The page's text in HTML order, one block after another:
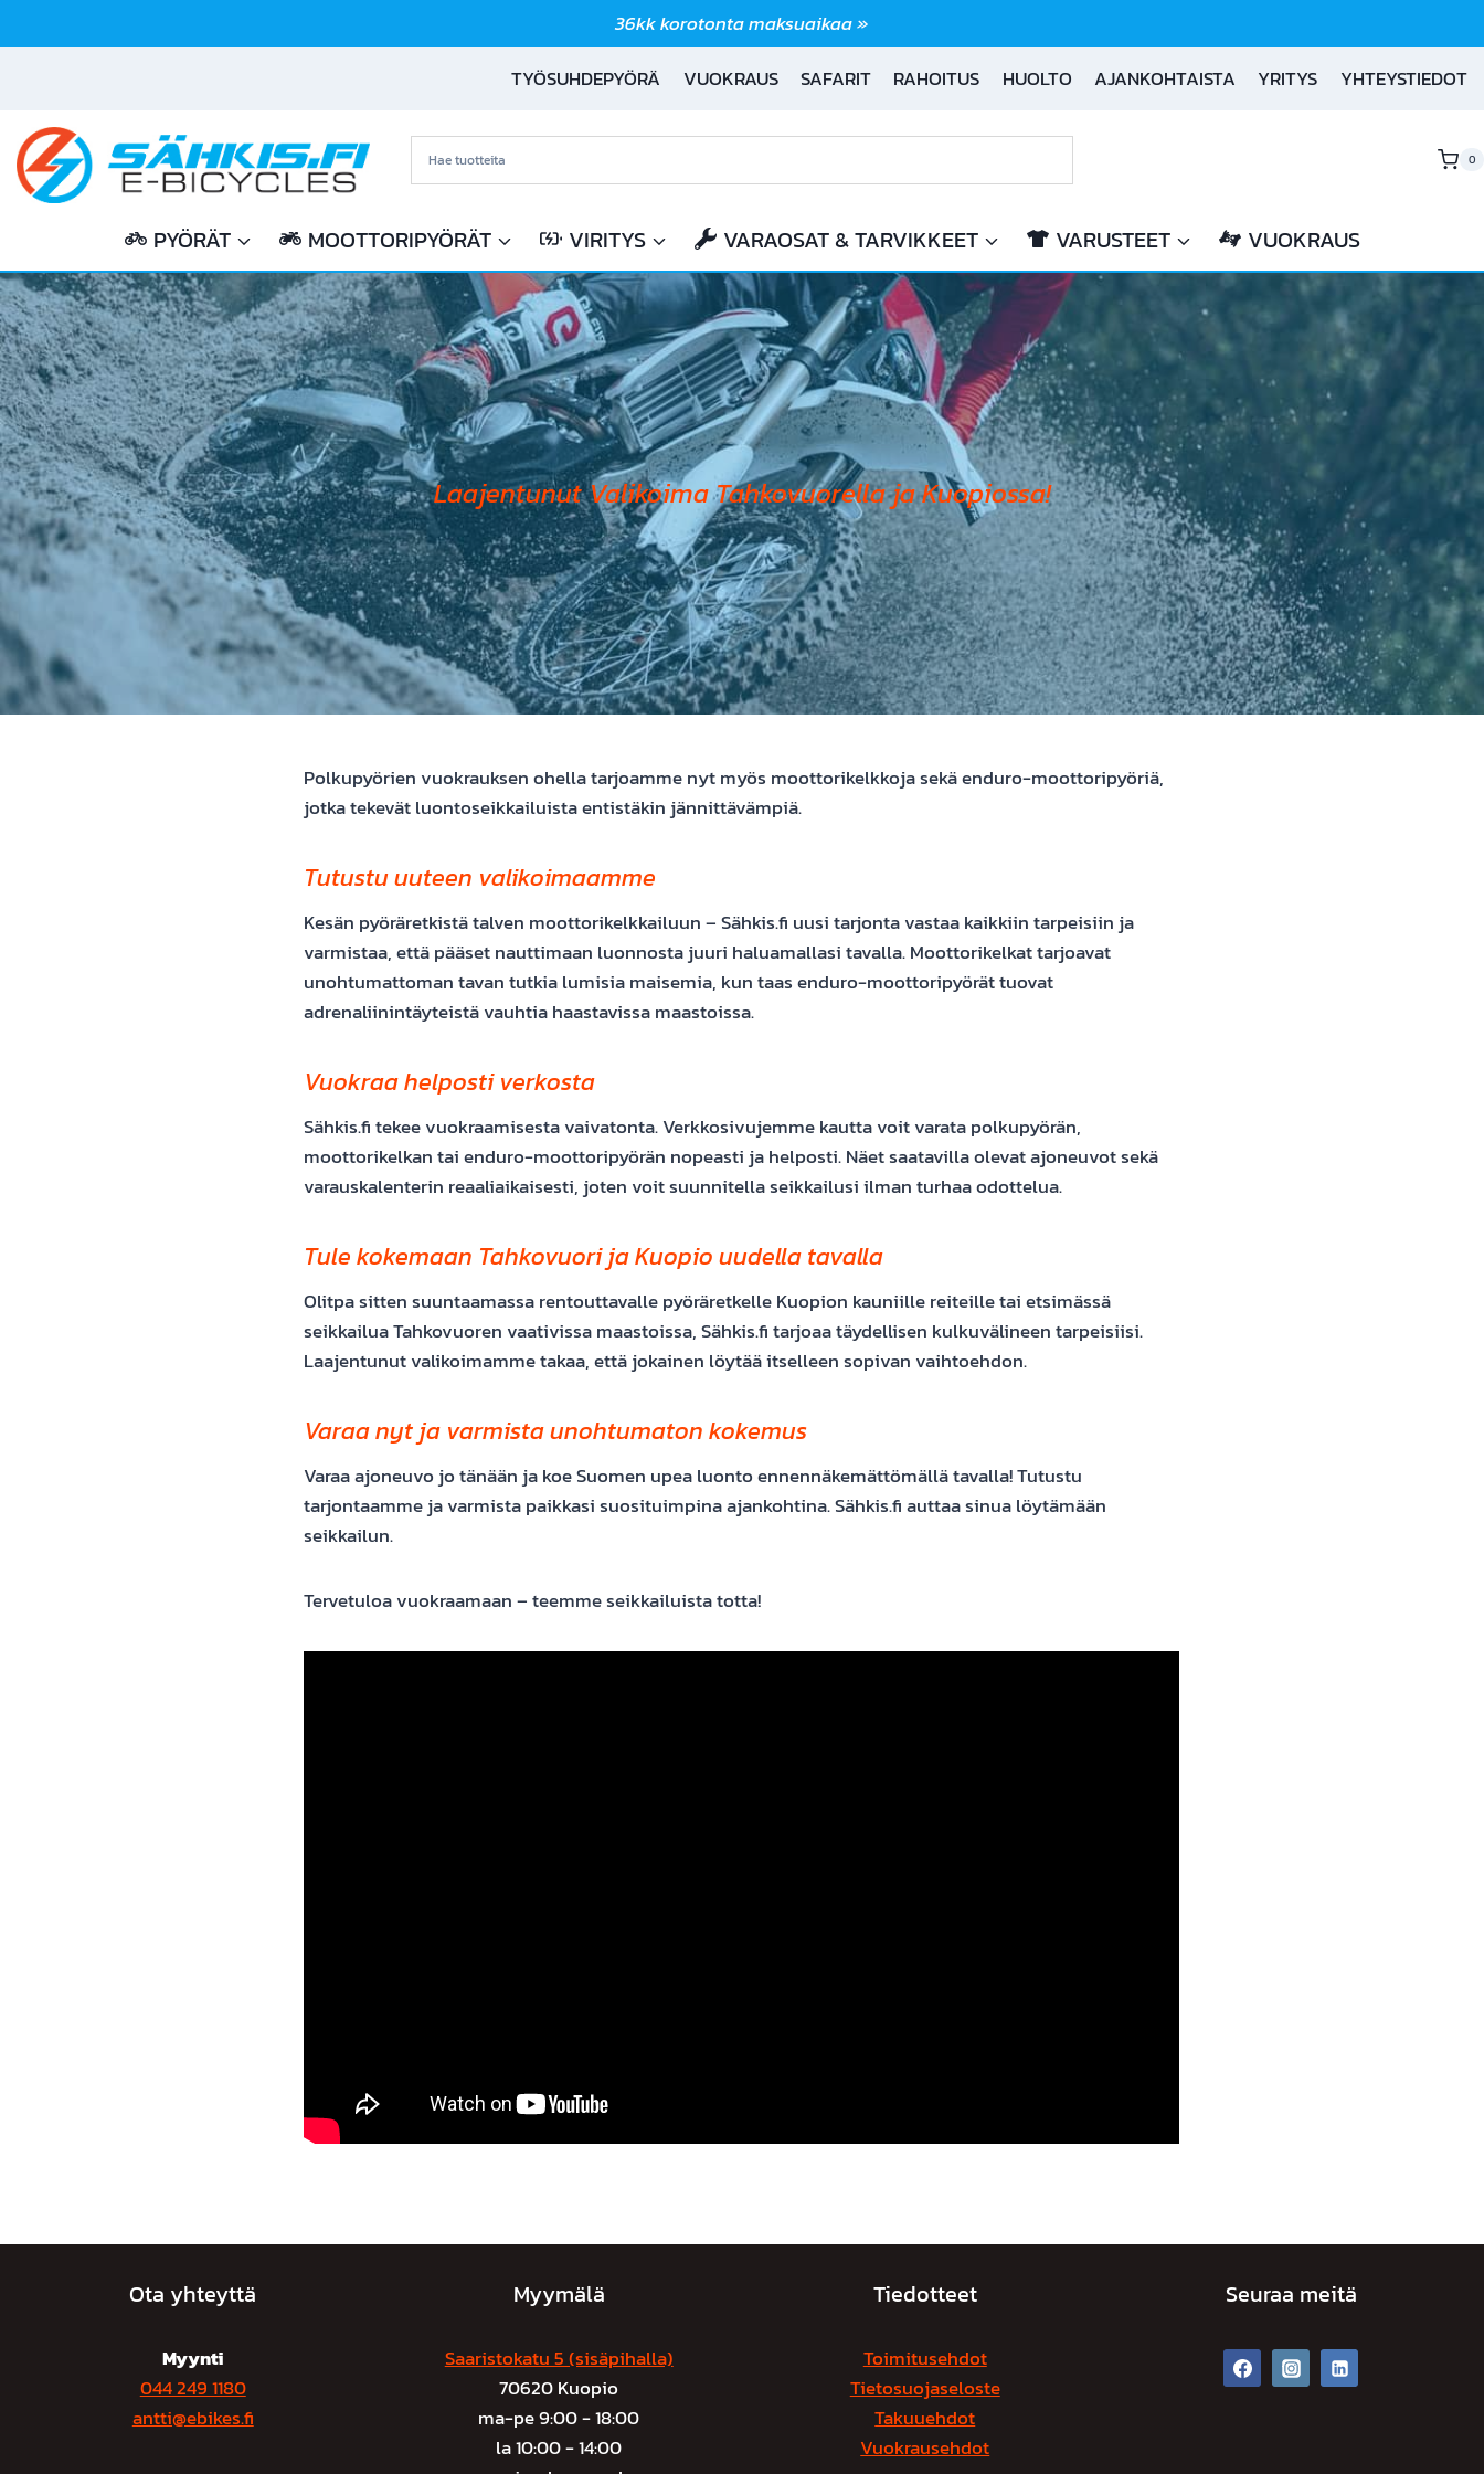
sisältöön
36kk korotonta maksuaikaa »
TYÖSUHDEPYÖRÄ
VUOKRAUS SAFARIT RAHOITUS HUOLTO AJANKOHTAISTA YRITYS YHTEYSTIEDOT
0
PYÖRÄT MOOTTORIPYÖRÄT VIRITYS VARAOSAT & TARVIKKEET VARUSTEET VUOKRAUS
Laajentunut Valikoima Tahkovuorella ja Kuopiossa!
Polkupyörien vuokrauksen ohella tarjoamme nyt myös moottorikelkkoja sekä enduro-moottoripyöriä,
jotka tekevät luontoseikkailuista entistäkin jännittävämpiä.
Tutustu uuteen valikoimaamme
Kesän pyöräretkistä talven moottorikelkkailuun – Sähkis.fi uusi tarjonta vastaa kaikkiin tarpeisiin ja
varmistaa, että pääset nauttimaan luonnosta juuri haluamallasi tavalla. Moottorikelkat tarjoavat
unohtumattoman tavan tutkia lumisia maisemia, kun taas enduro-moottoripyörät tuovat
adrenaliinintäyteistä vauhtia haastavissa maastoissa.
Vuokraa helposti verkosta
Sähkis.fi tekee vuokraamisesta vaivatonta. Verkkosivujemme kautta voit varata polkupyörän,
moottorikelkan tai enduro-moottoripyörän nopeasti ja helposti. Näet saatavilla olevat ajoneuvot sekä
varauskalenterin reaaliaikaisesti, joten voit suunnitella seikkailusi ilman turhaa odottelua.
Tule kokemaan Tahkovuori ja Kuopio uudella tavalla
Olitpa sitten suuntaamassa rentouttavalle pyöräretkelle Kuopion kauniille reiteille tai etsimässä
seikkailua Tahkovuoren vaativissa maastoissa, Sähkis.fi tarjoaa täydellisen kulkuvälineen tarpeisiisi.
Laajentunut valikoimamme takaa, että jokainen löytää itselleen sopivan vaihtoehdon.
Varaa nyt ja varmista unohtumaton kokemus
Varaa ajoneuvo jo tänään ja koe Suomen upea luonto ennennäkemättömällä tavalla! Tutustu
tarjontaamme ja varmista paikkasi suosituimpina ajankohtina. Sähkis.fi auttaa sinua löytämään
seikkailun.
Tervetuloa vuokraamaan – teemme seikkailuista totta!
Ota yhteyttä
Myynti
044 249 1180
antti@ebikes.fi
Myymälä
Saaristokatu 5 (sisäpihalla)
70620 Kuopio
ma-pe 9:00 - 18:00
la 10:00 - 14:00
Tiedotteet
Toimitusehdot
Tietosuojaseloste
Takuuehdot
Vuokrausehdot
Seuraa meitä